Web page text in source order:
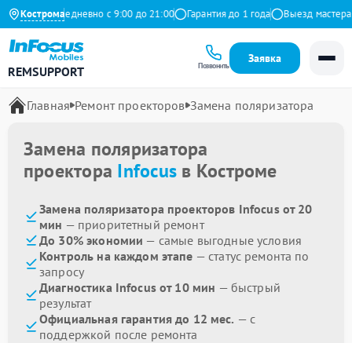
КостромаЕжедневно с 9:00 до 21:00 Гарантия до 1 года Выезд мастера
REMSUPPORT Позвонить
Заявка
Главная Ремонт проекторов Замена поляризатора
Замена поляризатора
проектора Infocus в Костроме
Замена поляризатора проекторов Infocus от 20
мин — приоритетный ремонт
До 30% экономии — самые выгодные условия
Контроль на каждом этапе — статус ремонта по
запросу
Диагностика Infocus от 10 мин — быстрый
результат
Официальная гарантия до 12 мес. — с
поддержкой после ремонта